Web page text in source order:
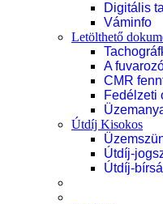
Digitális
Váminfo
Letölthető
A
CMR
Fedélzeti
Útdíj Kisokos
Útdíj-
Útdíj-